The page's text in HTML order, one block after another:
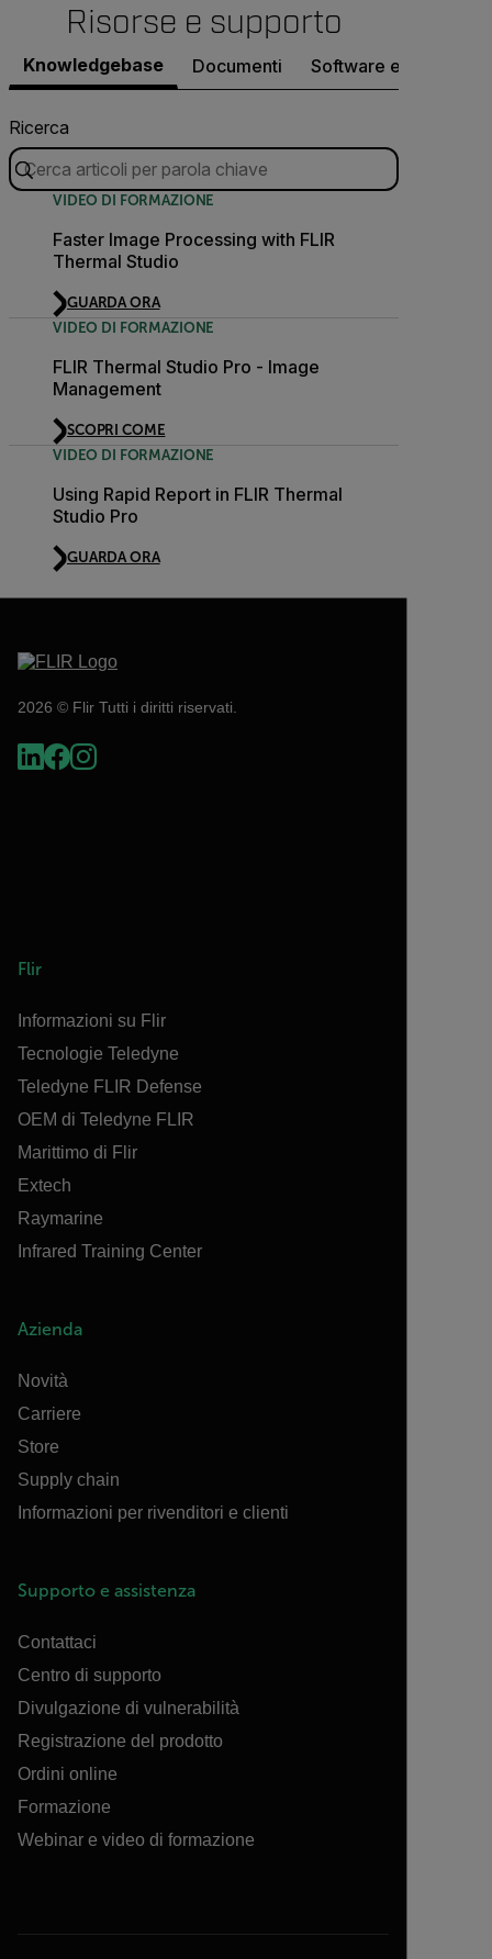
Risorse e supporto
Knowledgebase Documenti Software e firmware
Ricerca
VIDEO DI FORMAZIONE
Faster Image Processing with FLIR
Thermal Studio
GUARDA ORA
VIDEO DI FORMAZIONE
FLIR Thermal Studio Pro - Image
Management
SCOPRI COME
VIDEO DI FORMAZIONE
Using Rapid Report in FLIR Thermal
Studio Pro
GUARDA ORA
2026 © Flir Tutti i diritti riservati.
Flir
Informazioni su Flir
Tecnologie Teledyne
Teledyne FLIR Defense
OEM di Teledyne FLIR
Marittimo di Flir
Extech
Raymarine
Infrared Training Center
Azienda
Novità
Carriere
Store
Supply chain
Informazioni per rivenditori e clienti
Supporto e assistenza
Contattaci
Centro di supporto
Divulgazione di vulnerabilità
Registrazione del prodotto
Ordini online
Formazione
Webinar e video di formazione